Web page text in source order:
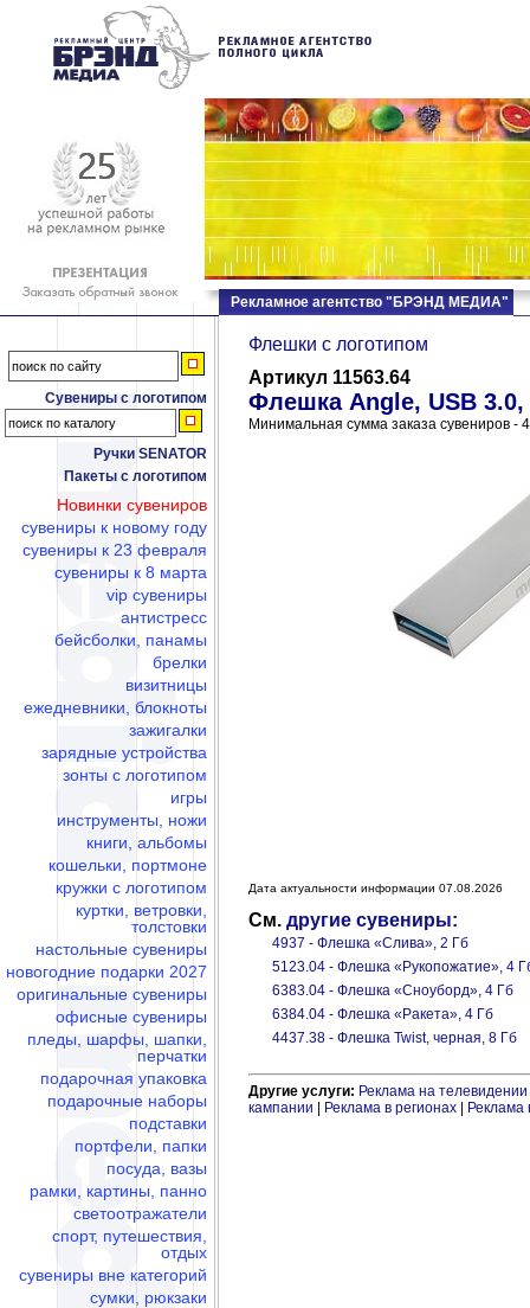
Сувениры с логотипом
Ручки SENATOR
Пакеты с логотипом
Новинки сувениров
сувениры к новому году
сувениры к 23 февраля
сувениры к 8 марта
vip сувениры
антистресс
бейсболки, панамы
брелки
визитницы
ежедневники, блокноты
зажигалки
зарядные устройства
зонты с логотипом
игры
инструменты, ножи
книги, альбомы
кошельки, портмоне
кружки с логотипом
куртки, ветровки,
толстовки
настольные сувениры
новогодние подарки 2027
оригинальные сувениры
офисные сувениры
пледы, шарфы, шапки,
перчатки
подарочная упаковка
подарочные наборы
подставки
портфели, папки
посуда, вазы
рамки, картины, панно
светоотражатели
спорт, путешествия,
отдых
сувениры вне категорий
сумки, рюкзаки
Рекламное агентство "БРЭНД МЕДИА"
Флешки c логотипом
Артикул 11563.64
Флешка Angle, USB 3.0,
Минимальная сумма заказа сувениров -
Дата актуальности информации 07.08.2026
См. другие сувениры:
4937 - Флешка «Слива», 2 Гб
5123.04 - Флешка «Рукопожатие», 4
6383.04 - Флешка «Сноуборд», 4 Гб
6384.04 - Флешка «Ракета», 4 Гб
4437.38 - Флешка Twist, черная, 8 Гб
Другие услуги: Реклама на телевидении
кампании
Реклама в регионах Реклама